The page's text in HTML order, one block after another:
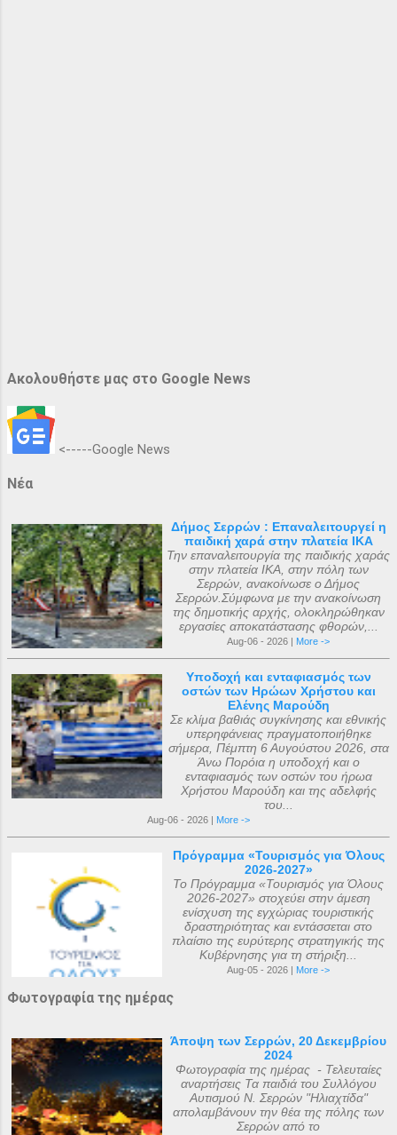
Ακολουθήστε μας στο Google News
<-----Google News
Νέα
Δήμος Σερρών : Επαναλειτουργεί η
παιδική χαρά στην πλατεία ΙΚΑ
Την επαναλειτουργία της παιδικής χαράς
στην πλατεία ΙΚΑ, στην πόλη των
Σερρών, ανακοίνωσε ο Δήμος
Σερρών.Σύμφωνα με την ανακοίνωση
της δημοτικής αρχής, ολοκληρώθηκαν
εργασίες αποκατάστασης φθορών,...
Aug-06 - 2026 | More ->
Υποδοχή και ενταφιασμός των
οστών των Ηρώων Χρήστου και
Ελένης Μαρούδη
Σε κλίμα βαθιάς συγκίνησης και εθνικής
υπερηφάνειας πραγματοποιήθηκε
σήμερα, Πέμπτη 6 Αυγούστου 2026, στα
Άνω Πορόια η υποδοχή και ο
ενταφιασμός των οστών του ήρωα
Χρήστου Μαρούδη και της αδελφής
του...
Aug-06 - 2026 | More ->
Πρόγραμμα «Τουρισμός για Όλους
2026-2027»
Το Πρόγραμμα «Τουρισμός για Όλους
2026-2027» στοχεύει στην άμεση
ενίσχυση της εγχώριας τουριστικής
δραστηριότητας και εντάσσεται στο
πλαίσιο της ευρύτερης στρατηγικής της
Κυβέρνησης για τη στήριξη...
Aug-05 - 2026 | More ->
Φωτογραφία της ημέρας
Άποψη των Σερρών, 20 Δεκεμβρίου
2024
Φωτογραφία της ημέρας - Τελευταίες
αναρτήσεις Τα παιδιά του Συλλόγου
Αυτισμού Ν. Σερρών "Ηλιαχτίδα"
απολαμβάνουν την θέα της πόλης των
Σερρών από το